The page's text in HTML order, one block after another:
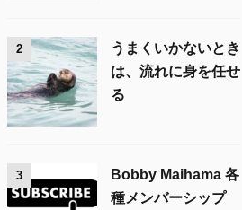
2
うまくいかないとき
は、流れに身を任せ
る
3
Bobby Maihama 各
種メンバーシップ